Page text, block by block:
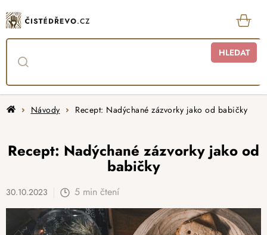
na
obsah
HLEDAT
DomůNávody Recept: Nadýchané zázvorky jako od babičky
Recept: Nadýchané zázvorky jako od
babičky
30.10.2023 5 min čtení